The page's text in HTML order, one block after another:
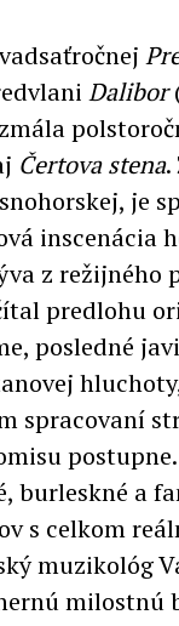
Dalibor
Čertova stena.
je
inscenácia
z režijného
predlohu
posledné
spracovaní
burleskné a
s celkom
muzikológ
milostnú